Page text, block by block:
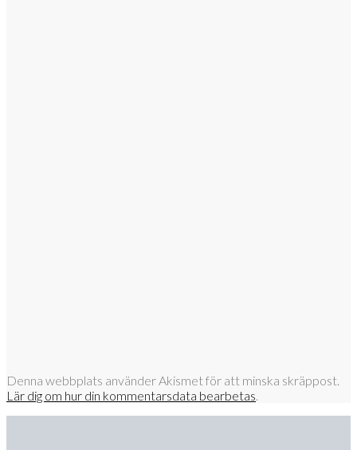
Denna webbplats använder Akismet för att minska skräppost.
Lär dig om hur din kommentarsdata bearbetas.